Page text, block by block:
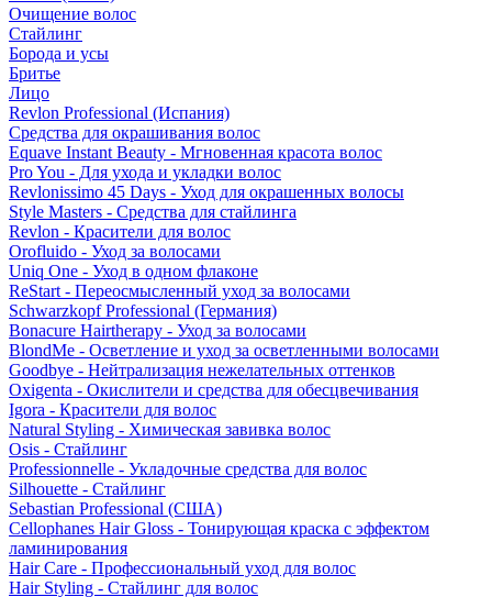
Очищение волос
Стайлинг
Борода и усы
Бритье
Лицо
Revlon Professional (Испания)
Средства для окрашивания волос
Equave Instant Beauty - Мгновенная красота волос
Pro You - Для ухода и укладки волос
Revlonissimo 45 Days - Уход для окрашенных волосы
Style Masters - Средства для стайлинга
Revlon - Красители для волос
Orofluido - Уход за волосами
Uniq One - Уход в одном флаконе
ReStart - Переосмысленный уход за волосами
Schwarzkopf Professional (Германия)
Bonacure Hairtherapy - Уход за волосами
BlondMe - Осветление и уход за осветленными волосами
Goodbye - Нейтрализация нежелательных оттенков
Oxigenta - Окислители и средства для обесцвечивания
Igora - Красители для волос
Natural Styling - Химическая завивка волос
Osis - Стайлинг
Professionnelle - Укладочные средства для волос
Silhouette - Стайлинг
Sebastian Professional (США)
Cellophanes Hair Gloss - Тонирующая краска с эффектом
ламинирования
Hair Care - Профессиональный уход для волос
Hair Styling - Стайлинг для волос